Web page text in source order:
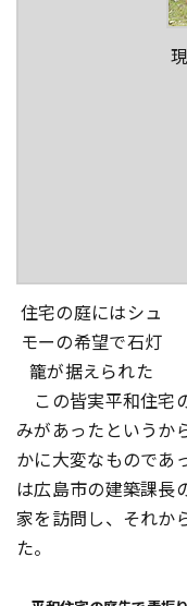
住宅の庭にはシュ
モーの希望で石灯
籠が据えられた
この皆実平和住宅
みがあったというか
かに大変なものであ
は広島市の建築課長
家を訪問し、それか
た。